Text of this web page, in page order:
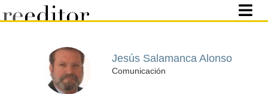
Jesús Salamanca Alonso
Comunicación